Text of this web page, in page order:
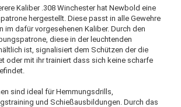
Kaliber .308 Winchester hat Newbold eine
hergestellt. Diese passt in alle Gewehre
im dafür vorgesehenen Kaliber. Durch den
diese in der leuchtenden
ist, signalisiert dem Schützen der die
oder mit ihr trainiert dass sich keine scharfe
sind ideal für Hemmungsdrills,
und Schießausbildungen. Durch das